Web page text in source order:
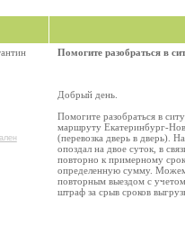
Помогите разобраться в
Добрый день.
Помогите разобраться в
маршруту Екатеринбург-
(перевозка дверь в дверь).
опоздал на двое суток, в
повторно к примерному
определенную сумму. Можем
повторным выездом с
штраф за срыв сроков